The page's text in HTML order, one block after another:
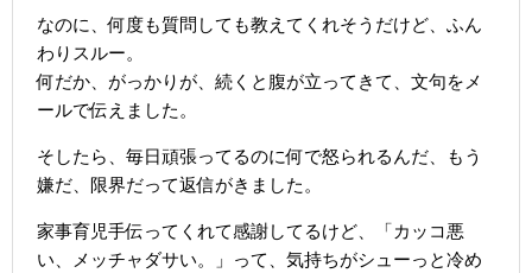
なのに、何度も質問しても教えてくれそうだけど、ふん
わりスルー。
何だか、がっかりが、続くと腹が立ってきて、文句をメ
ールで伝えました。
そしたら、毎日頑張ってるのに何で怒られるんだ、もう
嫌だ、限界だって返信がきました。
家事育児手伝ってくれて感謝してるけど、「カッコ悪
い、メッチャダサい。」って、気持ちがシューっと冷め